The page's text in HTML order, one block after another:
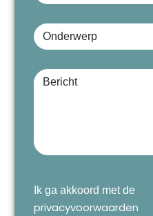
Ik ga akkoord met de
privacyvoorwaarden